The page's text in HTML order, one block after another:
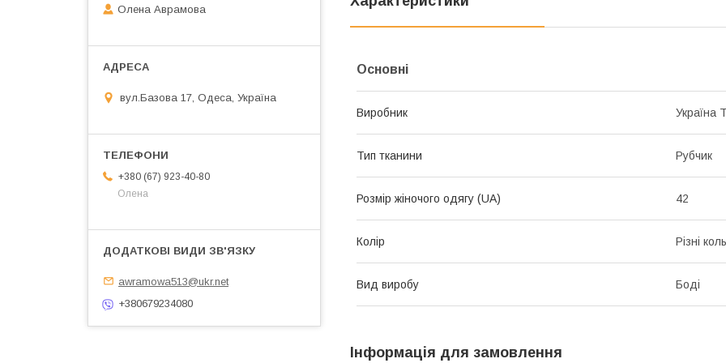
Основні
Виробник Україна
Тип тканини Рубчик
Розмір жіночого одягу (UA) 42
Колір Різні
Вид виробу Боді
Інформація для замовлення
Олена Аврамова
вул.Базова 17, Одеса, Україна
+380 (67) 923-40-80
Олена
awramowa513@ukr.net
+380679234080